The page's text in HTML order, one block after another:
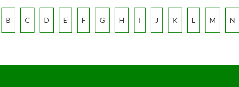
B C D E F G H I J K L M N